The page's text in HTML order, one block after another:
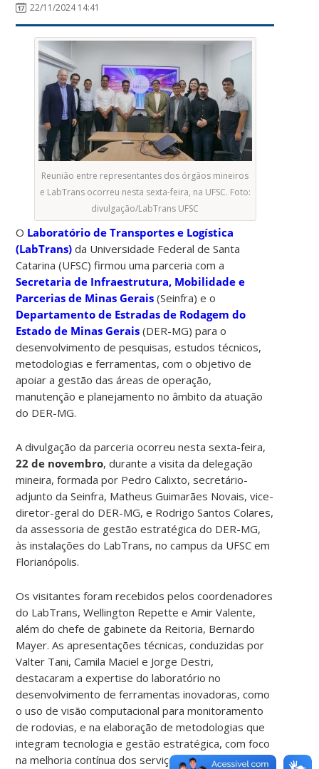
22/11/2024 14:41
Reunião entre representantes dos órgãos mineiros
e LabTrans ocorreu nesta sexta-feira, na UFSC. Foto:
divulgação/LabTrans UFSC
O Laboratório de Transportes e Logística
(LabTrans) da Universidade Federal de Santa
Catarina (UFSC) firmou uma parceria com a
Secretaria de Infraestrutura, Mobilidade e
Parcerias de Minas Gerais(Seinfra) e o
Departamento de Estradas de Rodagem do
Estado de Minas Gerais (DER-MG) para o
desenvolvimento de pesquisas, estudos técnicos,
metodologias e ferramentas, com o objetivo de
apoiar a gestão das áreas de operação,
manutenção e planejamento no âmbito da atuação
do DER-MG.
A divulgação da parceria ocorreu nesta sexta-feira,
22 de novembro, durante a visita da delegação
mineira, formada por Pedro Calixto, secretário-
adjunto da Seinfra, Matheus Guimarães Novais, vice-
diretor-geral do DER-MG, e Rodrigo Santos Colares,
da assessoria de gestão estratégica do DER-MG,
às instalações do LabTrans, no campus da UFSC em
Florianópolis.
Os visitantes foram recebidos pelos coordenadores
do LabTrans, Wellington Repette e Amir Valente,
além do chefe de gabinete da Reitoria, Bernardo
Mayer. As apresentações técnicas, conduzidas por
Valter Tani, Camila Maciel e Jorge Destri,
destacaram a expertise do laboratório no
desenvolvimento de ferramentas inovadoras, como
o uso de visão computacional para monitoramento
de rodovias, e na elaboração de metodologias que
integram tecnologia e gestão estratégica, com foco
na melhoria contínua dos serviços rodoviários.